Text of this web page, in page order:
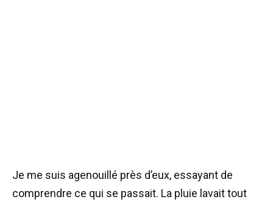
Je me suis agenouillé près d’eux, essayant de
comprendre ce qui se passait. La pluie lavait tout